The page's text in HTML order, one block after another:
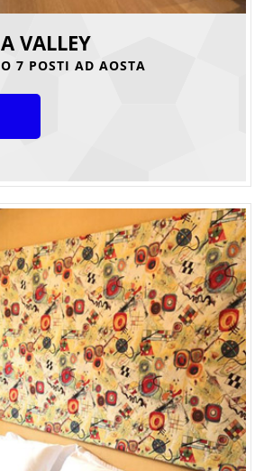
VALLEY
7 POSTI AD AOSTA